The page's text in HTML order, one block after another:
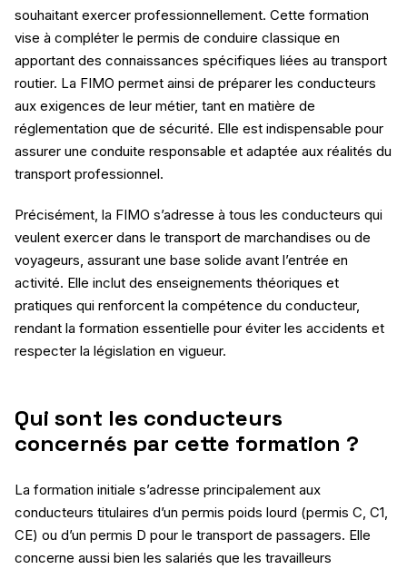
souhaitant exercer professionnellement. Cette formation
vise à compléter le permis de conduire classique en
apportant des connaissances spécifiques liées au transport
routier. La FIMO permet ainsi de préparer les conducteurs
aux exigences de leur métier, tant en matière de
réglementation que de sécurité. Elle est indispensable pour
assurer une conduite responsable et adaptée aux réalités du
transport professionnel.
Précisément, la FIMO s’adresse à tous les conducteurs qui
veulent exercer dans le transport de marchandises ou de
voyageurs, assurant une base solide avant l’entrée en
activité. Elle inclut des enseignements théoriques et
pratiques qui renforcent la compétence du conducteur,
rendant la formation essentielle pour éviter les accidents et
respecter la législation en vigueur.
Qui sont les conducteurs
concernés par cette formation ?
La formation initiale s’adresse principalement aux
conducteurs titulaires d’un permis poids lourd (permis C, C1,
CE) ou d’un permis D pour le transport de passagers. Elle
concerne aussi bien les salariés que les travailleurs